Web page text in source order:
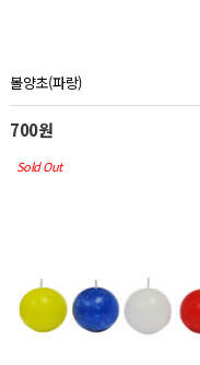
볼양초(파랑)
700원
Sold Out